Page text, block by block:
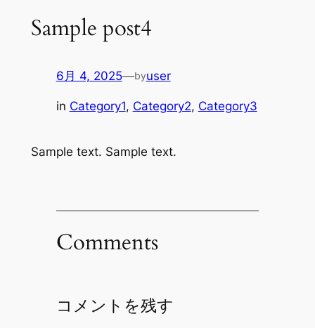
Sample post4
6月 4, 2025—byuser
in Category1, Category2, Category3
Sample text. Sample text.
Comments
コメントを残す